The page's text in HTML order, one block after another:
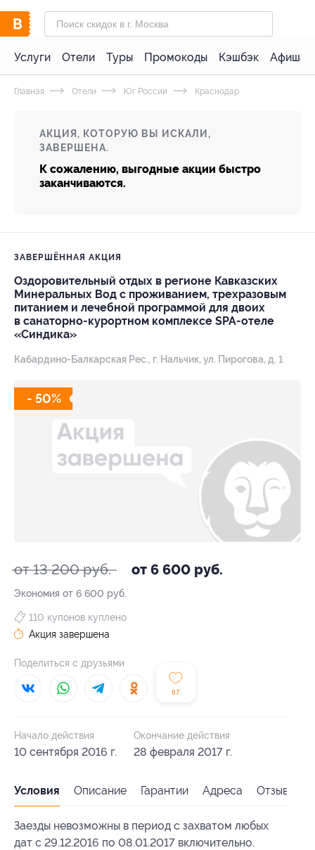
Услуги Отели Туры Промокоды Кэшбэк Афиша
Главная Отели Юг России Краснодар
АКЦИЯ, КОТОРУЮ ВЫ ИСКАЛИ,
ЗАВЕРШЕНА.
К сожалению, выгодные акции быстро
заканчиваются.
ЗАВЕРШЁННАЯ АКЦИЯ
Оздоровительный отдых в регионе Кавказских
Минеральных Вод с проживанием, трехразовым
питанием и лечебной программой для двоих
в санаторно-курортном комплексе SPA-отеле
«Синдика»
Кабардино-Балкарская Рес., г. Нальчик, ул. Пирогова, д. 1
- 50%
от 13 200 руб. от 6 600 руб.
Экономия от 6 600 руб.
67
110 купонов куплено
Акция завершена
Поделиться с друзьями
Начало действия
10 сентября 2016 г.
Окончание действия
28 февраля 2017 г.
Условия Описание Гарантии Адреса Отзывы
Заезды невозможны в период с захватом любых
дат с 29.12.2016 по 08.01.2017 включительно.